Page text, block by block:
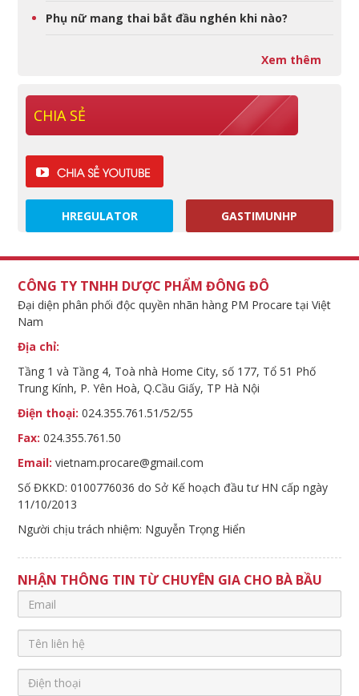
Phụ nữ mang thai bắt đầu nghén khi nào?
Xem thêm
CHIA SẺ
HREGULATOR GASTIMUNHP
CÔNG TY TNHH DƯỢC PHẨM ĐÔNG ĐÔ
Đại diện phân phối độc quyền nhãn hàng PM Procare tại Việt
Nam
Địa chỉ:
Tầng 1 và Tầng 4, Toà nhà Home City, số 177, Tổ 51 Phố
Trung Kính, P. Yên Hoà, Q.Cầu Giấy, TP Hà Nội
Điện thoại: 024.355.761.51/52/55
Fax: 024.355.761.50
Email: vietnam.procare@gmail.com
Số ĐKKD: 0100776036 do Sở Kế hoạch đầu tư HN cấp ngày
11/10/2013
Người chịu trách nhiệm: Nguyễn Trọng Hiển
NHẬN THÔNG TIN TỪ CHUYÊN GIA CHO BÀ BẦU